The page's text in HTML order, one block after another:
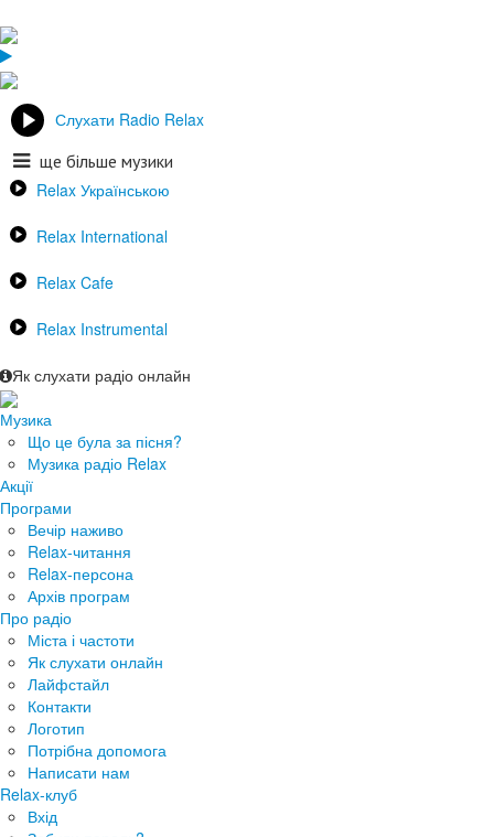
Слухати Radio Relax
ще більше музики
Relax Українською
Relax International
Relax Cafe
Relax Instrumental
Як слухати радіо онлайн
Музика
Що це була за пісня?
Музика радіо Relax
Акції
Програми
Вечір наживо
Relax-читання
Relax-персона
Архів програм
Про радіо
Міста і частоти
Як слухати онлайн
Лайфстайл
Контакти
Логотип
Потрібна допомога
Написати нам
Relax-клуб
Вхід